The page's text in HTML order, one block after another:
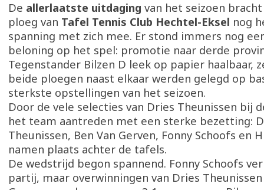
De allerlaatste uitdaging van het seizoen
ploeg van Tafel Tennis Club Hechtel-Eksel nog
spanning met zich mee. Er stond immers nog
beloning op het spel: promotie naar derde
Tegenstander Bilzen D leek op papier haalbaar,
beide ploegen naast elkaar werden gelegd op
sterkste opstellingen van het seizoen.
Door de vele selecties van Dries Theunissen bij
het team aantreden met een sterke bezetting:
Theunissen, Ben Van Gerven, Fonny Schoofs en
namen plaats achter de tafels.
De wedstrijd begon spannend. Fonny Schoofs
partij, maar overwinningen van Dries Theunissen